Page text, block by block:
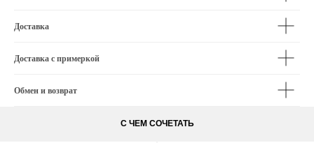
Доставка
Доставка с примеркой
Обмен и возврат
С ЧЕМ СОЧЕТАТЬ